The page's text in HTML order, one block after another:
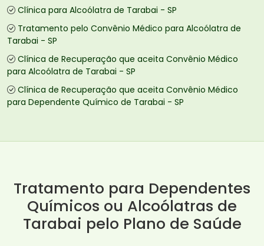
Clínica para Alcoólatra de Tarabai - SP
Tratamento pelo Convênio Médico para Alcoólatra de
Tarabai - SP
Clínica de Recuperação que aceita Convênio Médico
para Alcoólatra de Tarabai - SP
Clínica de Recuperação que aceita Convênio Médico
para Dependente Químico de Tarabai - SP
Tratamento para Dependentes
Químicos ou Alcoólatras de
Tarabai pelo Plano de Saúde